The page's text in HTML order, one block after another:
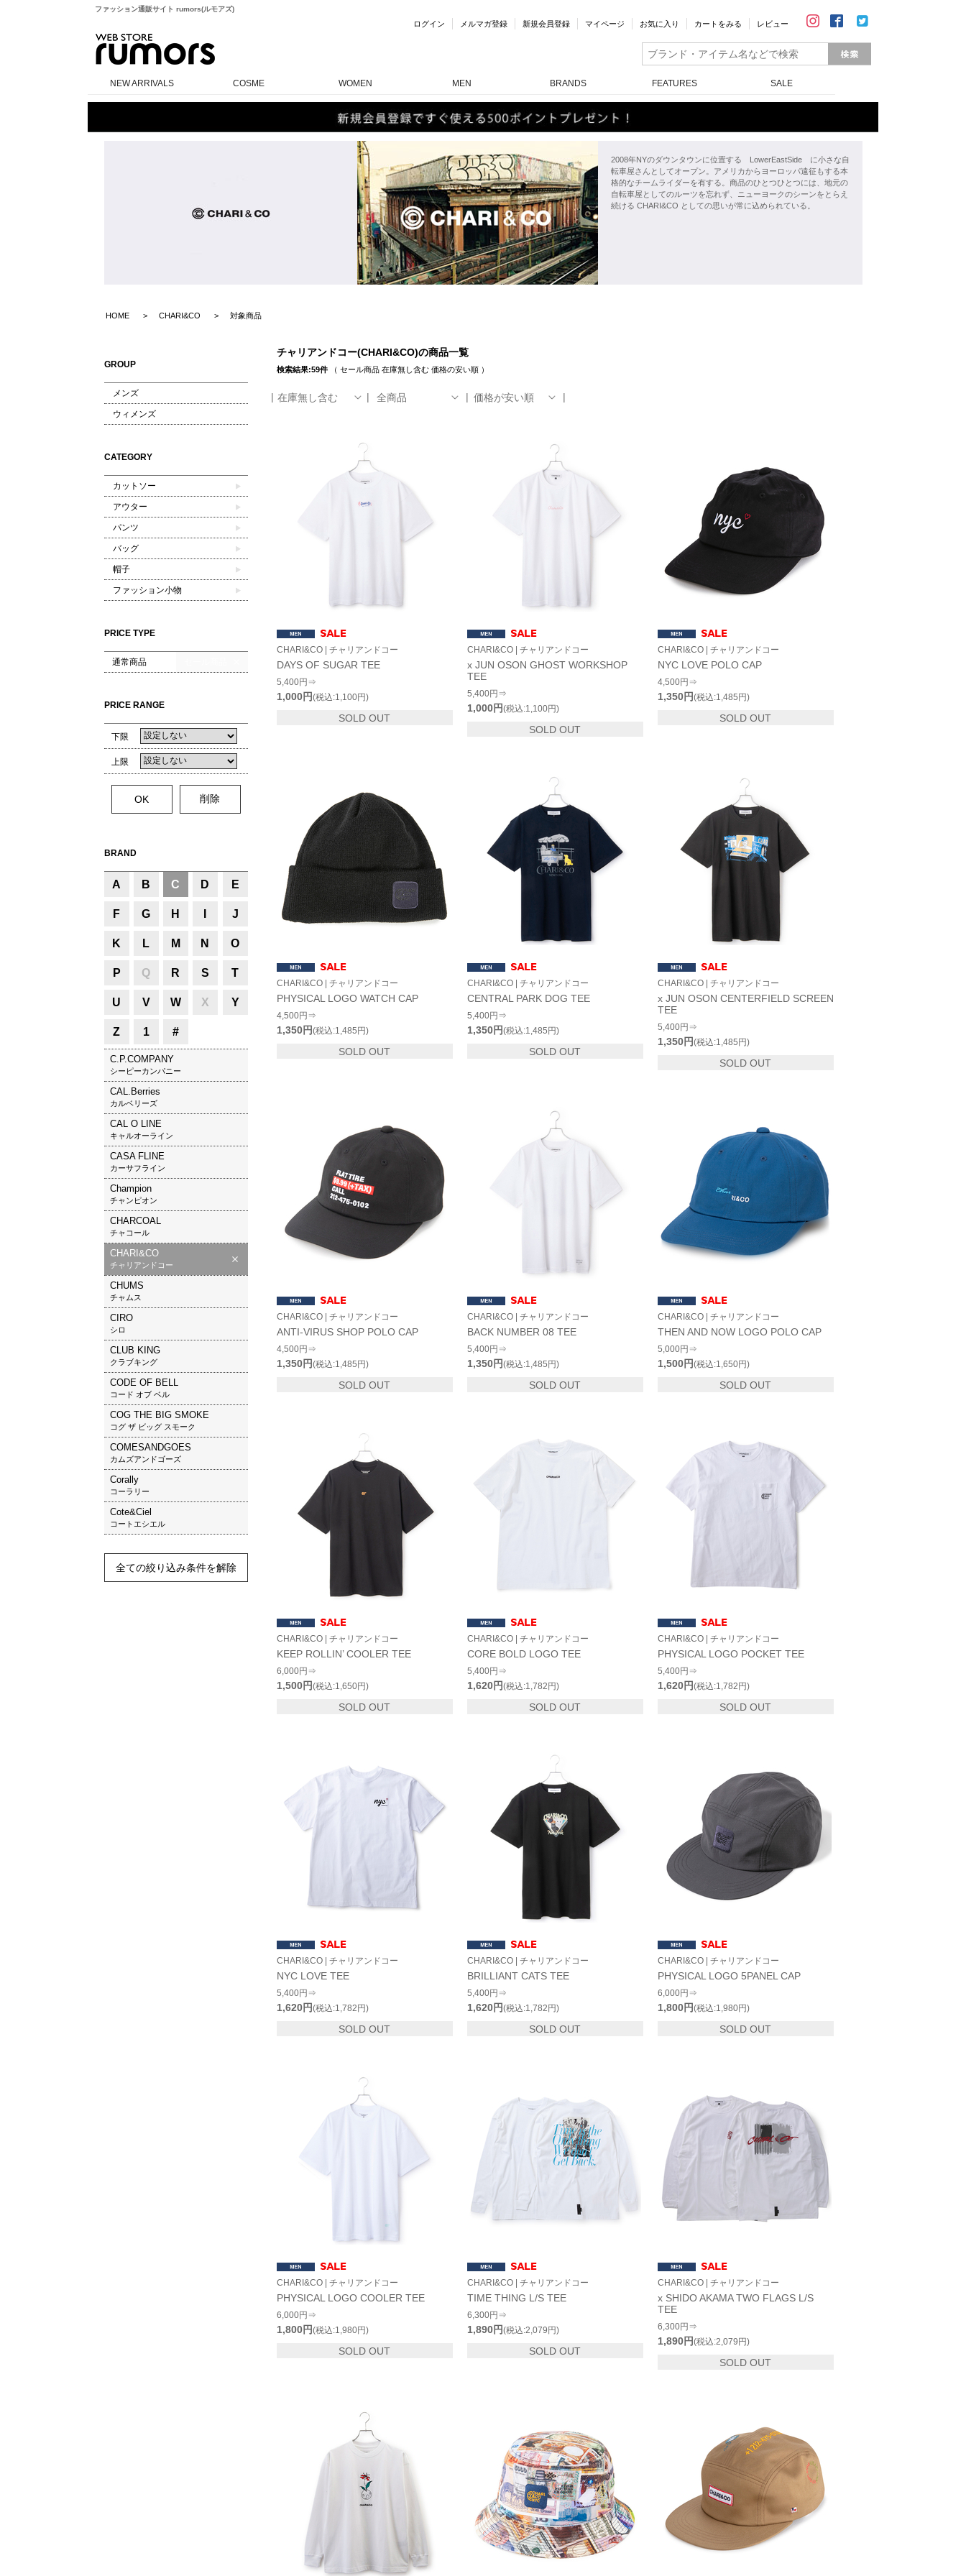
ファッション通販サイト rumors(ルモアズ)
ログイン メルマガ登録 新規会員登録 マイページ お気に入り カートをみる レビュー
NEW ARRIVALS COSME WOMEN MEN BRANDS FEATURES SALE
2008年NYのダウンタウンに位置する LowerEastSide に小さな自
転車屋さんとしてオープン。アメリカからヨーロッパ遠征もする本
格的なチームライダーを有する。商品のひとつひとつには、地元の
自転車屋としてのルーツを忘れず、ニューヨークのシーンをとらえ
続ける CHARI&CO としての思いが常に込められている。
HOME CHARI&CO 対象商品
GROUP
メンズ
ウィメンズ
CATEGORY
カットソー
アウター
パンツ
バッグ
帽子
ファッション小物
PRICE TYPE
通常商品
PRICE RANGE
下限
上限
BRAND
A B C D E
F G H J
K L M N O
P Q R S T
U V W X Y
Z 1 #
C.P.COMPANY
シーピーカンパニー
CAL.Berries
カルベリーズ
CAL O LINE
キャルオーライン
CASA FLINE
カーサフライン
Champion
チャンピオン
CHARCOAL
チャコール
CHARI&CO
チャリアンドコー
CHUMS
チャムス
CIRO
シロ
CLUB KING
クラブキング
CODE OF BELL
コード オブ ベル
COG THE BIG SMOKE
コグ ザ ビッグ スモーク
COMESANDGOES
カムズアンドゴーズ
Corally
コーラリー
Cote&Ciel
コートエシエル
全ての絞り込み条件を解除
チャリアンドコー(CHARI&CO)の商品一覧
検索結果:59件（ セール商品 在庫無し含む 価格の安い順）
在庫無し含む 全商品 価格が安い順
CHARI&CO | チャリアンドコー
DAYS OF SUGAR TEE
5,400円⇒
1,000円(税込:1,100円)
SOLD OUT
CHARI&CO | チャリアンドコー
x JUN OSON GHOST WORKSHOP
TEE
5,400円⇒
1,000円(税込:1,100円)
SOLD OUT
CHARI&CO | チャリアンドコー
NYC LOVE POLO CAP
4,500円⇒
1,350円(税込:1,485円)
SOLD OUT
CHARI&CO | チャリアンドコー
PHYSICAL LOGO WATCH CAP
4,500円⇒
1,350円(税込:1,485円)
SOLD OUT
CHARI&CO | チャリアンドコー
CENTRAL PARK DOG TEE
5,400円⇒
1,350円(税込:1,485円)
SOLD OUT
CHARI&CO | チャリアンドコー
x JUN OSON CENTERFIELD SCREEN
TEE
5,400円⇒
1,350円(税込:1,485円)
SOLD OUT
CHARI&CO | チャリアンドコー
ANTI-VIRUS SHOP POLO CAP
4,500円⇒
1,350円(税込:1,485円)
SOLD OUT
CHARI&CO | チャリアンドコー
BACK NUMBER 08 TEE
5,400円⇒
1,350円(税込:1,485円)
SOLD OUT
CHARI&CO | チャリアンドコー
THEN AND NOW LOGO POLO CAP
5,000円⇒
1,500円(税込:1,650円)
SOLD OUT
CHARI&CO | チャリアンドコー
KEEP ROLLIN’ COOLER TEE
6,000円⇒
1,500円(税込:1,650円)
SOLD OUT
CHARI&CO | チャリアンドコー
CORE BOLD LOGO TEE
5,400円⇒
1,620円(税込:1,782円)
SOLD OUT
CHARI&CO | チャリアンドコー
PHYSICAL LOGO POCKET TEE
5,400円⇒
1,620円(税込:1,782円)
SOLD OUT
CHARI&CO | チャリアンドコー
NYC LOVE TEE
5,400円⇒
1,620円(税込:1,782円)
SOLD OUT
CHARI&CO | チャリアンドコー
BRILLIANT CATS TEE
5,400円⇒
1,620円(税込:1,782円)
SOLD OUT
CHARI&CO | チャリアンドコー
PHYSICAL LOGO 5PANEL CAP
6,000円⇒
1,800円(税込:1,980円)
SOLD OUT
CHARI&CO | チャリアンドコー
PHYSICAL LOGO COOLER TEE
6,000円⇒
1,800円(税込:1,980円)
SOLD OUT
CHARI&CO | チャリアンドコー
TIME THING L/S TEE
6,300円⇒
1,890円(税込:2,079円)
SOLD OUT
CHARI&CO | チャリアンドコー
x SHIDO AKAMA TWO FLAGS L/S
TEE
6,300円⇒
1,890円(税込:2,079円)
SOLD OUT